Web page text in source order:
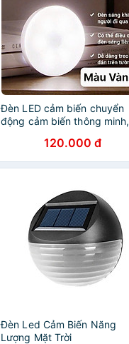
Đèn LED cảm biến chuyển
động cảm biến thông minh,
USB đời mới, dán tường, tủ
quần áo, cầu thang, phòng
ngủ… Cảm Ứng không dây
120.000 đ
Đèn Led Cảm Biến Năng
Lượng Mặt Trời